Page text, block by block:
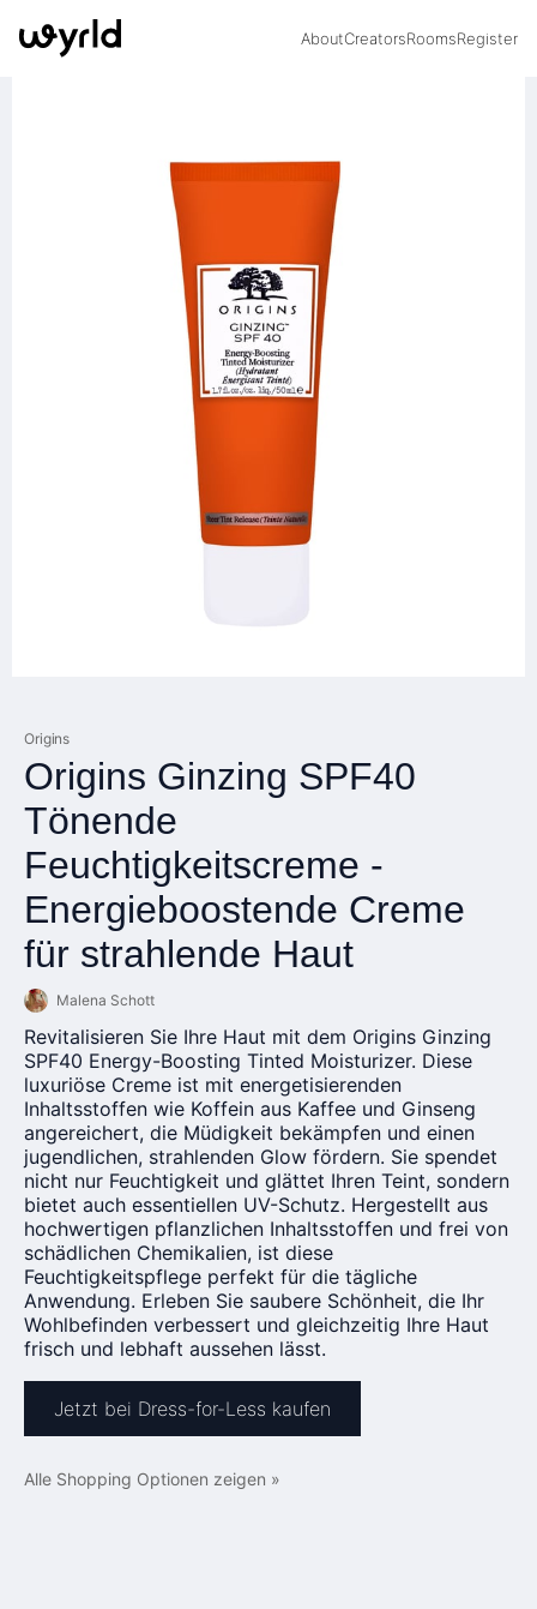
AboutCreatorsRoomsRegister
Origins
Origins Ginzing SPF40
Tönende
Feuchtigkeitscreme -
Energieboostende Creme
für strahlende Haut
Malena Schott
Revitalisieren Sie Ihre Haut mit dem Origins Ginzing
SPF40 Energy-Boosting Tinted Moisturizer. Diese
luxuriöse Creme ist mit energetisierenden
Inhaltsstoffen wie Koffein aus Kaffee und Ginseng
angereichert, die Müdigkeit bekämpfen und einen
jugendlichen, strahlenden Glow fördern. Sie spendet
nicht nur Feuchtigkeit und glättet Ihren Teint, sondern
bietet auch essentiellen UV-Schutz. Hergestellt aus
hochwertigen pflanzlichen Inhaltsstoffen und frei von
schädlichen Chemikalien, ist diese
Feuchtigkeitspflege perfekt für die tägliche
Anwendung. Erleben Sie saubere Schönheit, die Ihr
Wohlbefinden verbessert und gleichzeitig Ihre Haut
frisch und lebhaft aussehen lässt.
Jetzt bei Dress-for-Less kaufen
Alle Shopping Optionen zeigen »